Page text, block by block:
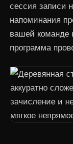
сессия записи
напоминания
вашей команде
программа